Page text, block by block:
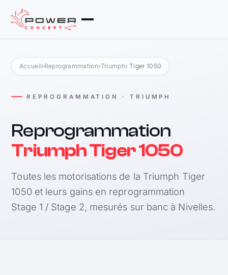
Accueil›Reprogrammation›Triumph› Tiger 1050
REPROGRAMMATION · TRIUMPH
Reprogrammation
Triumph Tiger 1050
Toutes les motorisations de la Triumph Tiger
1050 et leurs gains en reprogrammation
Stage 1 / Stage 2, mesurés sur banc à Nivelles.